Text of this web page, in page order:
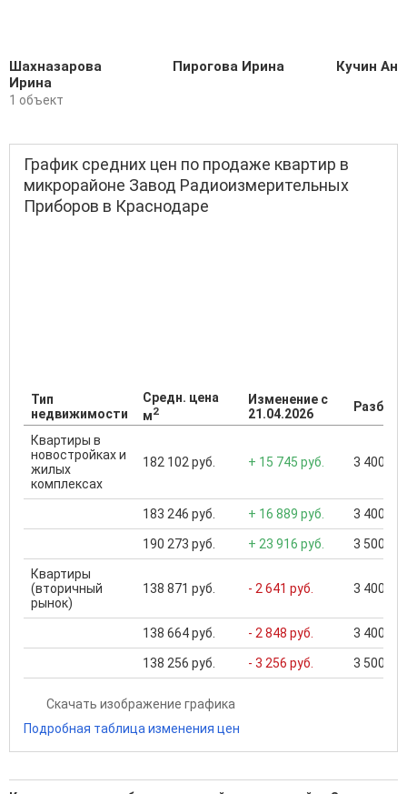
Шахназарова
Ирина
1 объект
Пирогова Ирина Кучин
График средних цен по продаже квартир в
микрорайоне Завод Радиоизмерительных
Приборов в Краснодаре
Тип
недвижимости
Средн. цена
м2
Изменение с
21.04.2026
Квартиры в
новостройках и
жилых
комплексах
182 102 руб. + 15 745 руб. 3 400
183 246 руб. + 16 889 руб. 3 400
190 273 руб. + 23 916 руб. 3 500
Квартиры
(вторичный
рынок)
138 871 руб. - 2 641 руб. 3 400
138 664 руб. - 2 848 руб. 3 400
138 256 руб. - 3 256 руб. 3 500
Скачать изображение графика
Подробная таблица изменения цен